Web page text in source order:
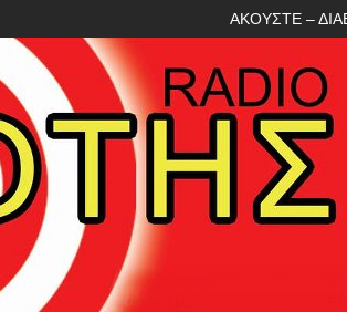
ΑΚΟΥΣΤΕ –